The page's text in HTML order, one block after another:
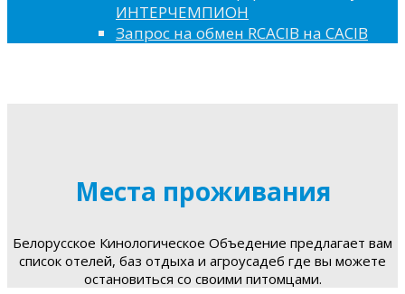
ИНТЕРЧЕМПИОН
Запрос на обмен RCACIB на CACIB
Места проживания
Белорусское Кинологическое Объедение предлагает вам
список отелей, баз отдыха и агроусадеб где вы можете
остановиться со своими питомцами.